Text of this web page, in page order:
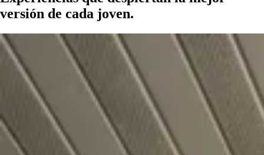
versión de cada joven.